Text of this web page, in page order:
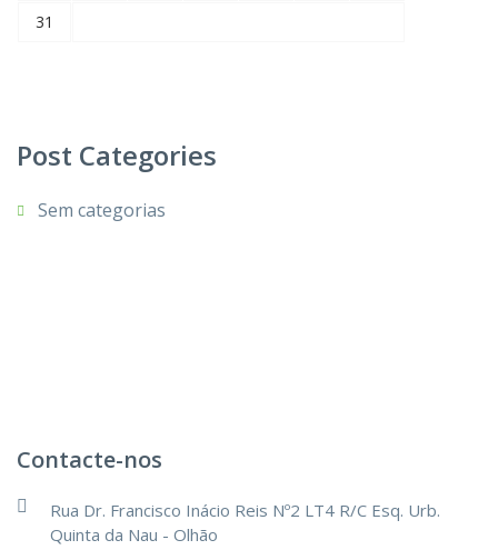
31
Post Categories
Sem categorias
Contacte-nos
Rua Dr. Francisco Inácio Reis Nº2 LT4 R/C Esq. Urb.
Quinta da Nau - Olhão